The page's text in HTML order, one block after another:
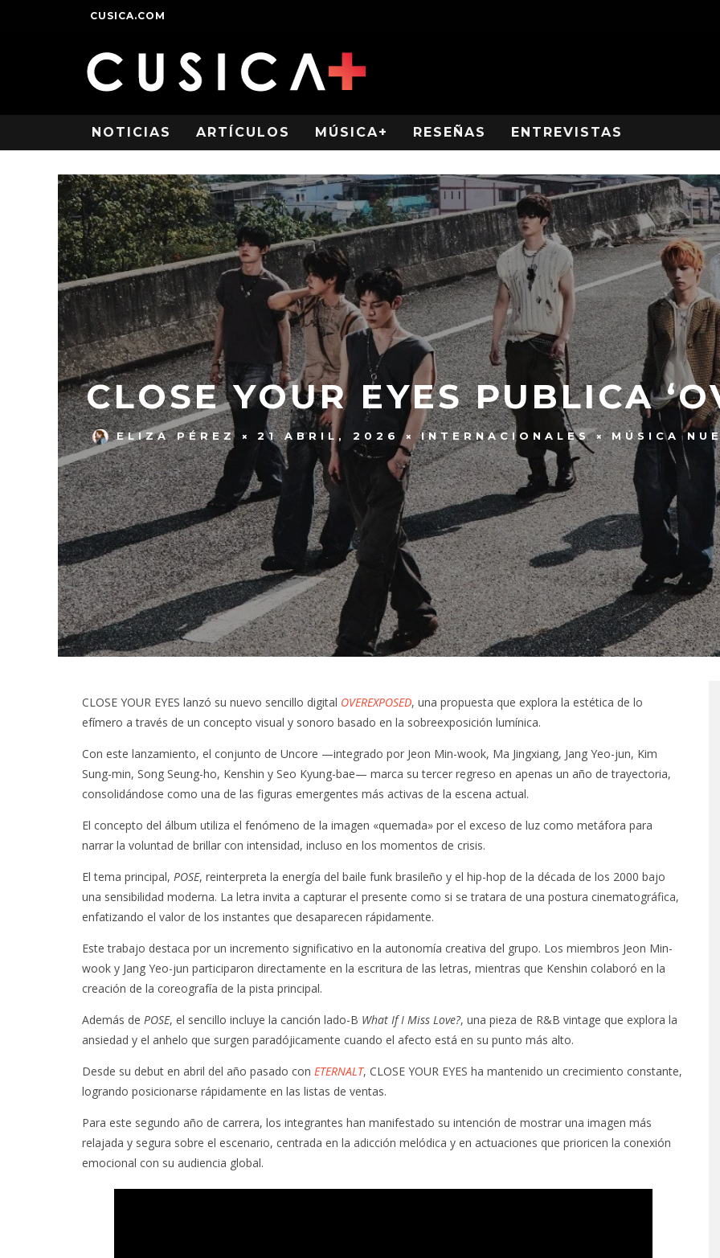
CUSICA.COM
NOTICIAS ARTÍCULOS MÚSICA+ RESEÑAS ENTREVISTAS
CLOSE YOUR EYES PUBLICA
ELIZA PÉREZ 21 ABRIL, 2026 INTERNACIONALES MÚSICA
CLOSE YOUR EYES lanzó su nuevo sencillo digital OVEREXPOSED, una propuesta que explora la estética de lo
efímero a través de un concepto visual y sonoro basado en la sobreexposición lumínica.
Con este lanzamiento, el conjunto de Uncore —integrado por Jeon Min-wook, Ma Jingxiang, Jang Yeo-jun, Kim
Sung-min, Song Seung-ho, Kenshin y Seo Kyung-bae— marca su tercer regreso en apenas un año de trayectoria,
consolidándose como una de las figuras emergentes más activas de la escena actual.
El concepto del álbum utiliza el fenómeno de la imagen «quemada» por el exceso de luz como metáfora para
narrar la voluntad de brillar con intensidad, incluso en los momentos de crisis.
El tema principal, POSE, reinterpreta la energía del baile funk brasileño y el hip-hop de la década de los 2000 bajo
una sensibilidad moderna. La letra invita a capturar el presente como si se tratara de una postura cinematográfica,
enfatizando el valor de los instantes que desaparecen rápidamente.
Este trabajo destaca por un incremento significativo en la autonomía creativa del grupo. Los miembros Jeon Min-
wook y Jang Yeo-jun participaron directamente en la escritura de las letras, mientras que Kenshin colaboró en la
creación de la coreografía de la pista principal.
Además de POSE, el sencillo incluye la canción lado-B What If I Miss Love?, una pieza de R&B vintage que explora la
ansiedad y el anhelo que surgen paradójicamente cuando el afecto está en su punto más alto.
Desde su debut en abril del año pasado con ETERNALT, CLOSE YOUR EYES ha mantenido un crecimiento constante,
logrando posicionarse rápidamente en las listas de ventas.
Para este segundo año de carrera, los integrantes han manifestado su intención de mostrar una imagen más
relajada y segura sobre el escenario, centrada en la adicción melódica y en actuaciones que prioricen la conexión
emocional con su audiencia global.